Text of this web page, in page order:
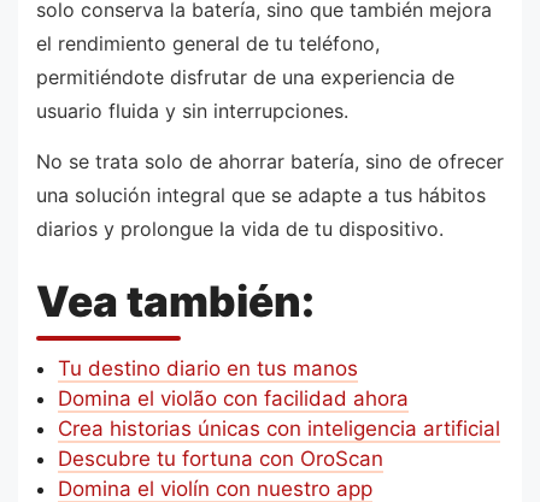
solo conserva la batería, sino que también mejora
el rendimiento general de tu teléfono,
permitiéndote disfrutar de una experiencia de
usuario fluida y sin interrupciones.
No se trata solo de ahorrar batería, sino de ofrecer
una solución integral que se adapte a tus hábitos
diarios y prolongue la vida de tu dispositivo.
Vea también:
Tu destino diario en tus manos
Domina el violão con facilidad ahora
Crea historias únicas con inteligencia artificial
Descubre tu fortuna con OroScan
Domina el violín con nuestro app